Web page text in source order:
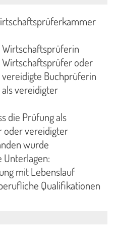
Wirtschaftsprüferin
Wirtschaftsprüfer oder
vereidigte Buchprüferin
vereidigter
die Prüfung als
oder vereidigter
wurde
mit Lebenslauf
Qualifikationen